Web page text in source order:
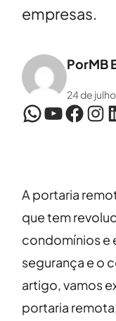
empresas.
PorMB
24 de
WhatsApp YouTube Facebook Instagram LinkedIn
A portaria
que tem
condomínios e
segurança e o
artigo, vamos
portaria